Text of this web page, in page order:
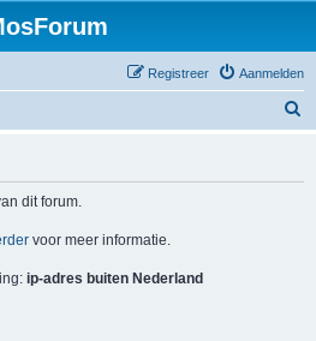
Aanmelden
Registreer
dit forum.
voor meer informatie.
ip-adres buiten Nederland